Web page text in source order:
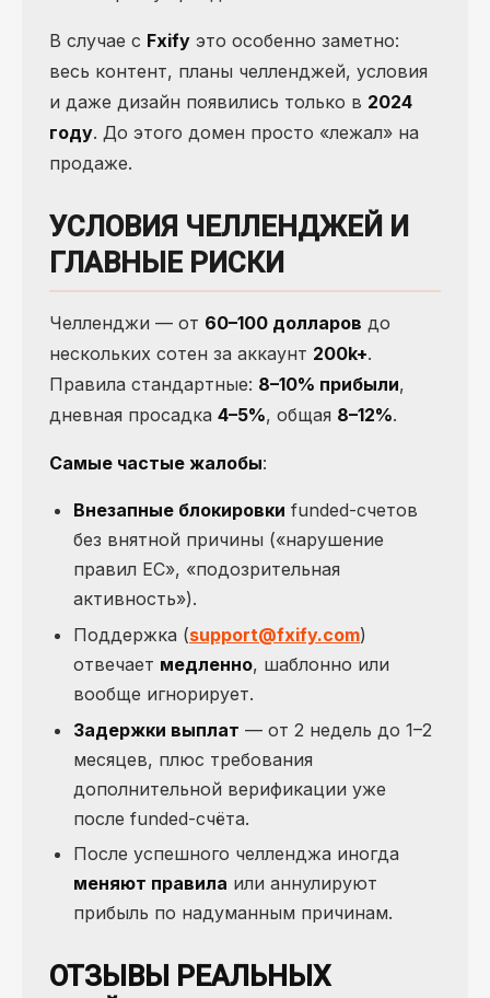
В случае с Fxify это особенно заметно:
весь контент, планы челленджей, условия
и даже дизайн появились только в 2024
году. До этого домен просто «лежал» на
продаже.
УСЛОВИЯ ЧЕЛЛЕНДЖЕЙ И
ГЛАВНЫЕ РИСКИ
Челленджи — от 60–100 долларов до
нескольких сотен за аккаунт 200k+.
Правила стандартные: 8–10% прибыли,
дневная просадка 4–5%, общая 8–12%.
Самые частые жалобы:
Внезапные блокировки funded-счетов
без внятной причины («нарушение
правил ЕС», «подозрительная
активность»).
Поддержка (support@fxify.com)
отвечает медленно, шаблонно или
вообще игнорирует.
Задержки выплат — от 2 недель до 1–2
месяцев, плюс требования
дополнительной верификации уже
после funded-счёта.
После успешного челленджа иногда
меняют правила или аннулируют
прибыль по надуманным причинам.
ОТЗЫВЫ РЕАЛЬНЫХ